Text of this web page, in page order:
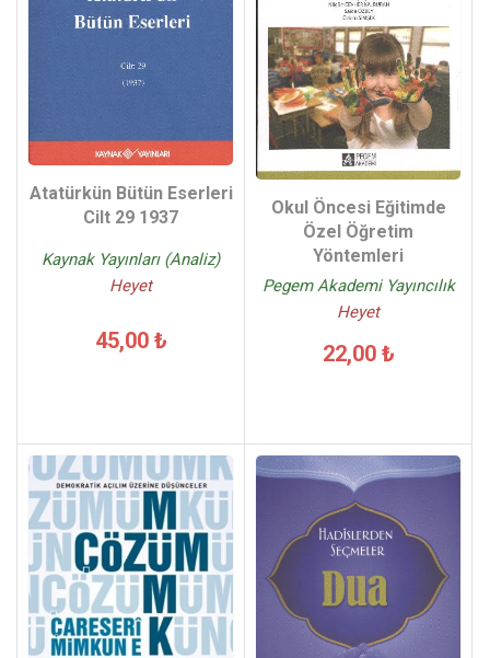
Atatürkün Bütün Eserleri
Cilt 29 1937
Kaynak Yayınları (Analiz)
Heyet
45,00 ₺
Okul Öncesi Eğitimde
Özel Öğretim
Yöntemleri
Pegem Akademi Yayıncılık
Heyet
22,00 ₺